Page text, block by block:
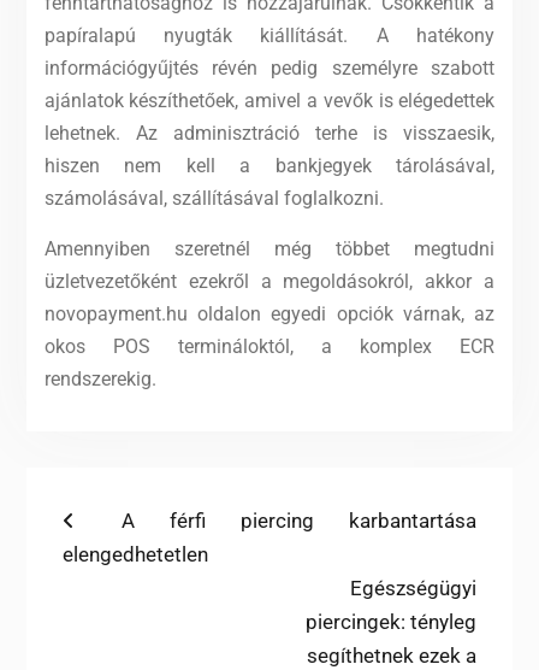
papíralapú nyugták kiállítását. A hatékony
információgyűjtés révén pedig személyre szabott
ajánlatok készíthetőek, amivel a vevők is elégedettek
lehetnek. Az adminisztráció terhe is visszaesik,
hiszen nem kell a bankjegyek tárolásával,
számolásával, szállításával foglalkozni.
Amennyiben szeretnél még többet megtudni
üzletvezetőként ezekről a megoldásokról, akkor a
novopayment.hu oldalon egyedi opciók várnak, az
okos POS termináloktól, a komplex ECR
rendszerekig.
Bejegyzés
navigáció
Previous
post:
A férfi piercing karbantartása
elengedhetetlen
Next
post:
Egészségügyi
piercingek: tényleg
segíthetnek ezek a